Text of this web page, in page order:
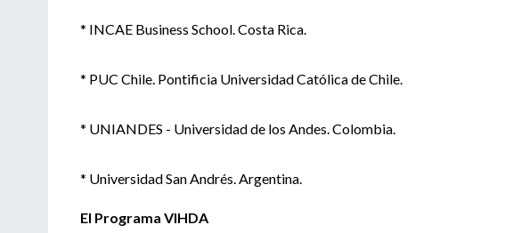
* INCAE Business School. Costa Rica.
* PUC Chile. Pontificia Universidad Católica de Chile.
* UNIANDES - Universidad de los Andes. Colombia.
* Universidad San Andrés. Argentina.
El Programa VIHDA